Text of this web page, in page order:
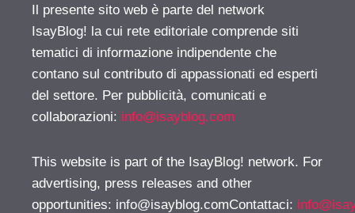
Il presente sito web è parte del network
IsayBlog! la cui rete editoriale comprende siti
tematici di informazione indipendente che
contano sul contributo di appassionati ed esperti
del settore. Per pubblicità, comunicati e
collaborazioni: info@isayblog.com
This website is part of the IsayBlog! network. For
advertising, press releases and other
opportunities: info@isayblog.comContattaci: